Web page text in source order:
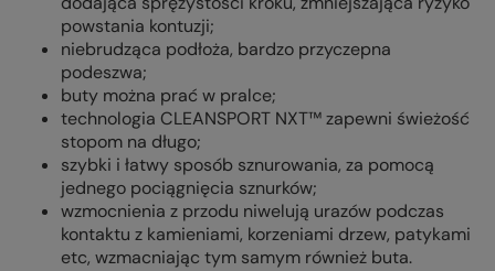
powstania kontuzji;
niebrudząca podłoża, bardzo przyczepna
podeszwa;
buty można prać w pralce;
technologia CLEANSPORT NXT™ zapewni świeżość
stopom na długo;
szybki i łatwy sposób sznurowania, za pomocą
jednego pociągnięcia sznurków;
wzmocnienia z przodu niwelują urazów podczas
kontaktu z kamieniami, korzeniami drzew, patykami
etc, wzmacniając tym samym również buta.